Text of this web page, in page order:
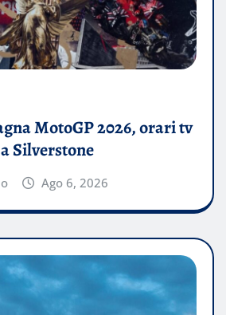
MotoGP 2026, orari tv
Silverstone
Ago 6, 2026